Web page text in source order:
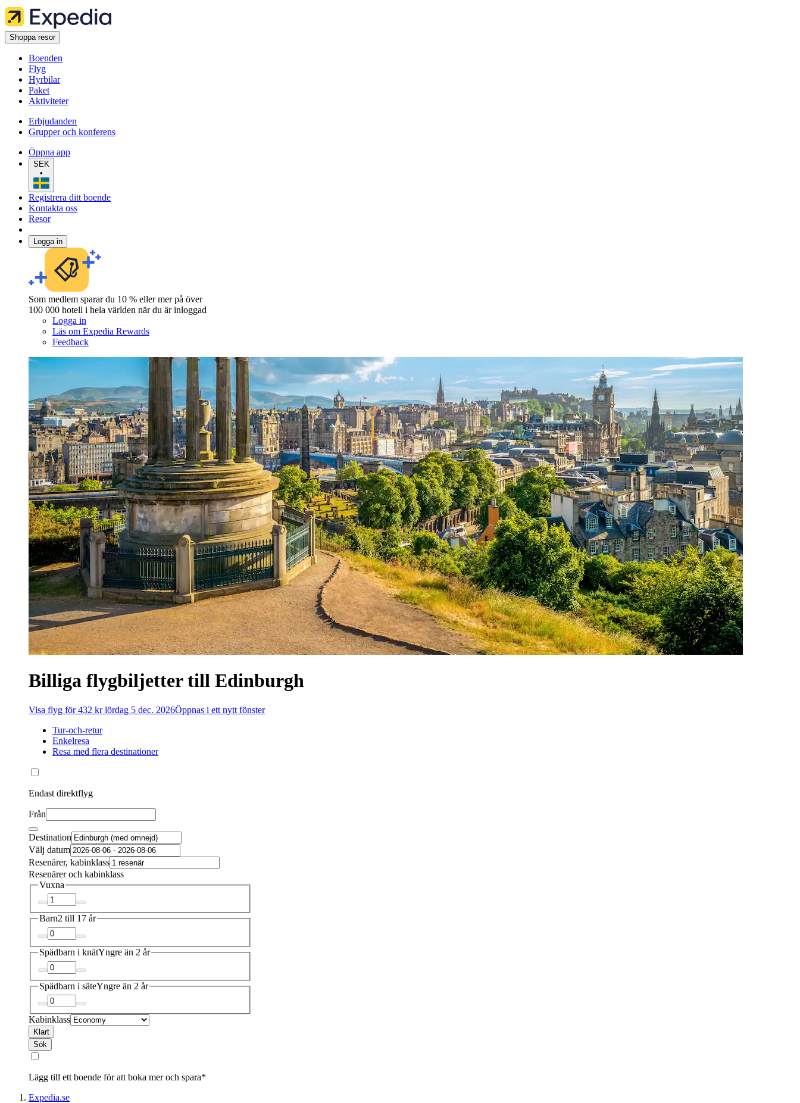
Shoppa resor
Boenden
Flyg
Hyrbilar
Paket
Aktiviteter
Erbjudanden
Grupper och konferens
Öppna app
SEK
•
Registrera ditt boende
Kontakta oss
Resor
Logga in
Som medlem sparar du 10 % eller mer på över
100 000 hotell i hela världen när du är inloggad
Logga in
Läs om Expedia Rewards
Feedback
Billiga flygbiljetter till Edinburgh
Visa flyg för 432 kr lördag 5 dec. 2026Öppnas i ett nytt fönster
Tur-och-retur
Enkelresa
Resa med flera destinationer
Endast direktflyg
Från
Destination
Välj datum
Resenärer, kabinklass
Resenärer och kabinklass
Vuxna
Barn2 till 17 år
Spädbarn i knätYngre än 2 år
Spädbarn i säteYngre än 2 år
Kabinklass
Klart
Sök
Lägg till ett boende för att boka mer och spara*
Expedia.se